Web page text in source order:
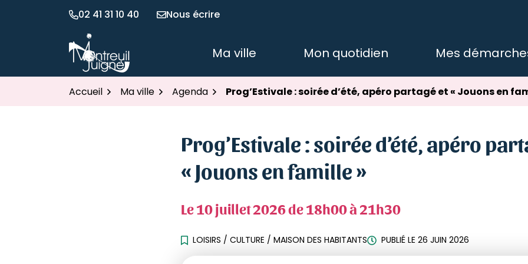
02 41 31 10 40 Nous écrire
Montreuil Juigné Ma ville Mon quotidien Mes
Accueil Ma ville Agenda Prog’Estivale : soirée d’été, apéro partagé et « Jouons en
Prog’Estivale : soirée d’été, apéro
« Jouons en famille »
Le10juillet2026de 18h00 à 21h30
LOISIRS / CULTURE / MAISON DES HABITANTS PUBLIÉ LE 26 JUIN 2026